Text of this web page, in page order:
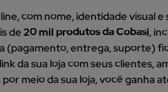
com nome, identidade visual
de20 mil produtos da Cobasi,
(pagamento, entrega, suporte)
da sua loja com seus clientes,
meio da sua loja, você ganha